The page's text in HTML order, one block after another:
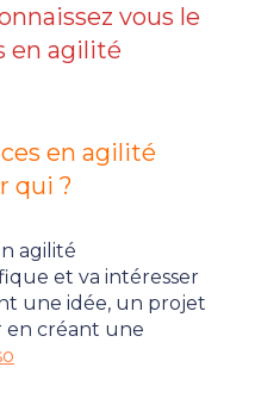
vous le
en agilité
en agilité
qui ?
agilité
et va intéresser
une idée, un projet
en créant une